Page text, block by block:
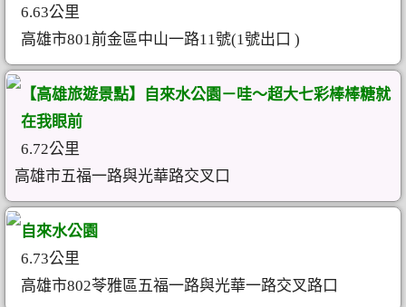
6.63公里
高雄市801前金區中山一路11號(1號出口 )
【高雄旅遊景點】自來水公園－哇～超大七彩棒棒糖就
在我眼前
6.72公里
高雄市五福一路與光華路交叉口
自來水公園
6.73公里
高雄市802苓雅區五福一路與光華一路交叉路口